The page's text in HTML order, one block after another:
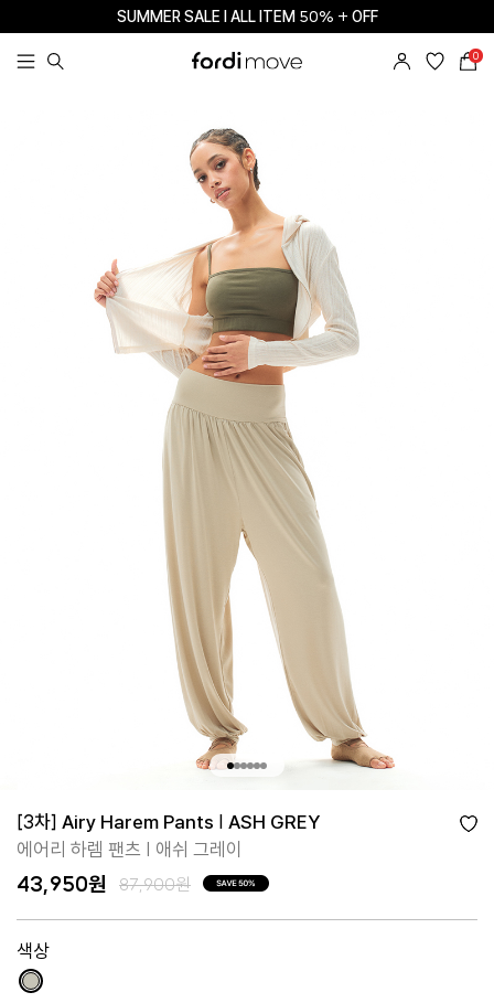
SUMMER SALE l ALL ITEM 50% + OFF
0
[3차] Airy Harem Pants | ASH GREY
에어리 하렘 팬츠 | 애쉬 그레이
43,950원 87,900원
색상